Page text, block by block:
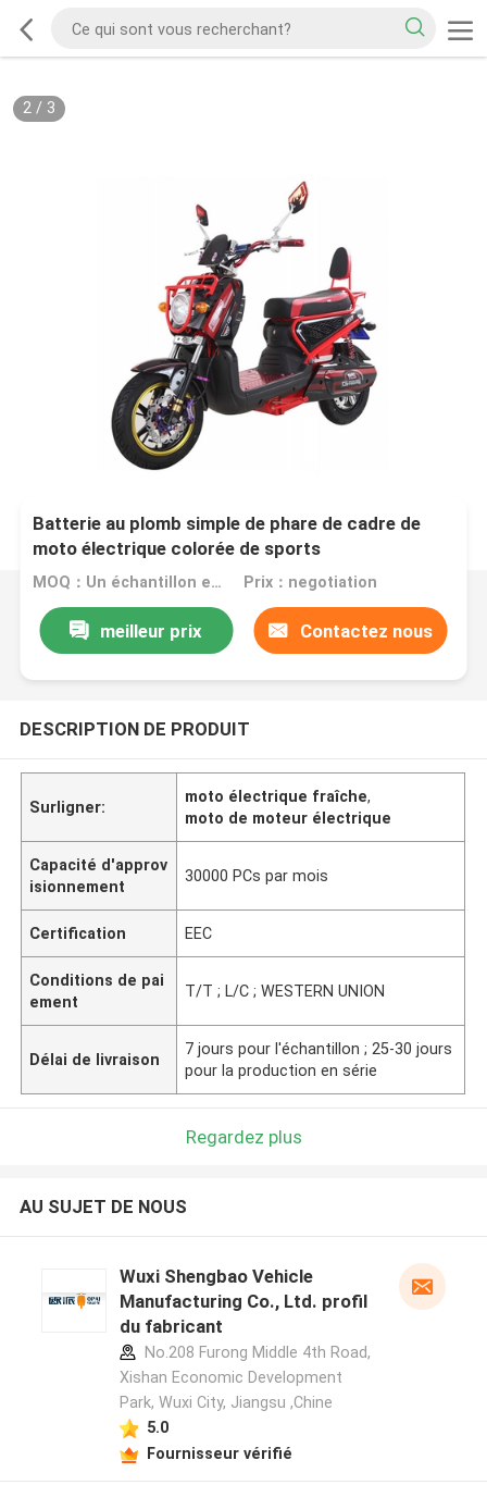
2/ 3
Batterie au plomb simple de phare de cadre de
moto électrique colorée de sports
MOQ：Un échantillon est bienvenu Prix：negotiation
meilleur prix Contactez nous
DESCRIPTION DE PRODUIT
Surligner:
moto électrique fraîche,
moto de moteur électrique
Capacité d'approv
isionnement
30000 PCs par mois
Certification EEC
Conditions de pai
ement
T/T ; L/C ; WESTERN UNION
Délai de livraison
7 jours pour l'échantillon ; 25-30 jours
pour la production en série
Regardez plus
AU SUJET DE NOUS
Wuxi Shengbao Vehicle
Manufacturing Co., Ltd. profil
du fabricant
No.208 Furong Middle 4th Road,
Xishan Economic Development
Park, Wuxi City, Jiangsu ,Chine
5.0
Fournisseur vérifié